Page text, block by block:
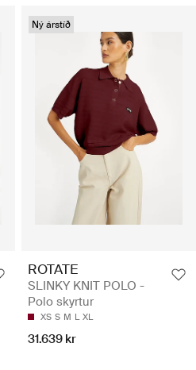
Ný árstíð
ROTATE
SLINKY KNIT POLO -
Polo skyrtur
XS S M L XL
31.639 kr